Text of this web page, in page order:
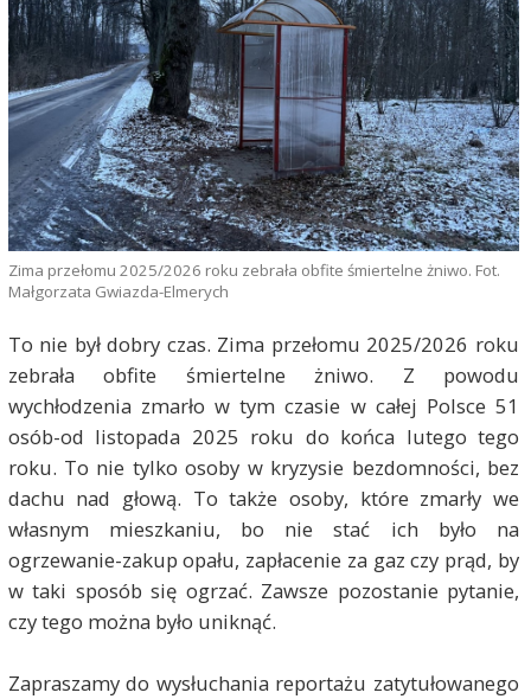
Zima przełomu 2025/2026 roku zebrała obfite śmiertelne żniwo. Fot.
Małgorzata Gwiazda-Elmerych
To nie był dobry czas. Zima przełomu 2025/2026 roku
zebrała obfite śmiertelne żniwo. Z powodu
wychłodzenia zmarło w tym czasie w całej Polsce 51
osób-od listopada 2025 roku do końca lutego tego
roku. To nie tylko osoby w kryzysie bezdomności, bez
dachu nad głową. To także osoby, które zmarły we
własnym mieszkaniu, bo nie stać ich było na
ogrzewanie-zakup opału, zapłacenie za gaz czy prąd, by
w taki sposób się ogrzać. Zawsze pozostanie pytanie,
czy tego można było uniknąć.
Zapraszamy do wysłuchania reportażu zatytułowanego